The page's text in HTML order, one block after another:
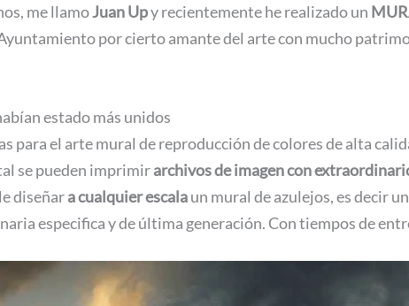
me llamoJuan Upy recientemente he realizado un
por cierto amante del arte con mucho
estado más unidos
para el arte mural de reproducción de colores de alta
se pueden imprimirarchivos de imagen con
diseñara cualquier escalaun mural de azulejos, es decir
especifica y de última generación. Con tiempos de